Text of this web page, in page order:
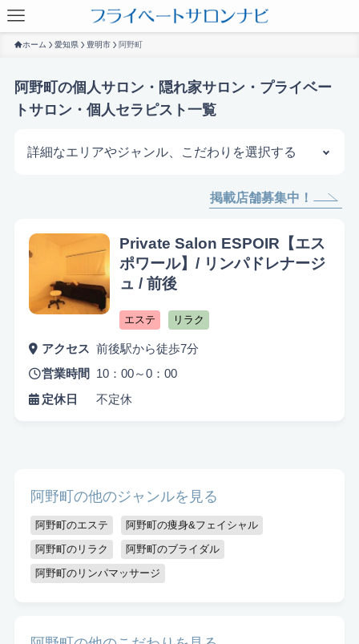
ホーム 愛知県 豊明市 阿野町
阿野町の個人サロン・隠れ家サロン・プライベー
トサロン・個人セラピスト一覧
詳細なエリアやジャンル、こだわりを選択する
悩み検索
掲載店舗募集中！
Private Salon ESPOIR【エス
ポワール】/ リンパドレナージ
ュ / 前後
エステ リラク
アクセス 前後駅から徒歩7分
営業時間
10：00～0：00
定休日
不定休
阿野町の他のジャンルを見る
阿野町のエステ
阿野町の痩身&フェイシャル
阿野町のリラク
阿野町のブライダル
阿野町のリンパマッサージ